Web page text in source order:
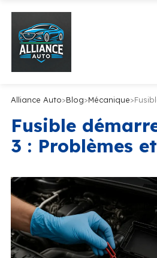
Alliance Auto>Blog>Mécanique>
Fusible
3 : Problèmes